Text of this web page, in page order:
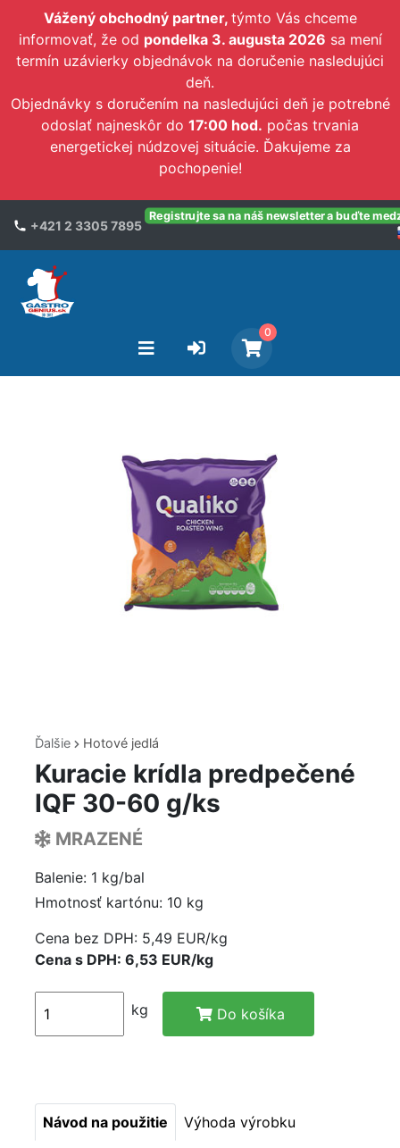
Vážený obchodný partner, týmto Vás chceme
informovať, že od pondelka 3. augusta 2026 sa mení
termín uzávierky objednávok na doručenie nasledujúci
deň.
Objednávky s doručením na nasledujúci deň je potrebné
odoslať najneskôr do 17:00 hod. počas trvania
energetickej núdzovej situácie. Ďakujeme za
pochopenie!
+421 2 3305 7895
Registrujte sa na náš newsletter a buďte
0
Ďalšie Hotové jedlá
Kuracie krídla predpečené
IQF 30-60 g/ks
MRAZENÉ
Balenie: 1 kg/bal
Hmotnosť kartónu: 10 kg
Cena bez DPH: 5,49 EUR/kg
Cena s DPH: 6,53 EUR/kg
kg Do košíka
Návod na použitie Výhoda výrobku